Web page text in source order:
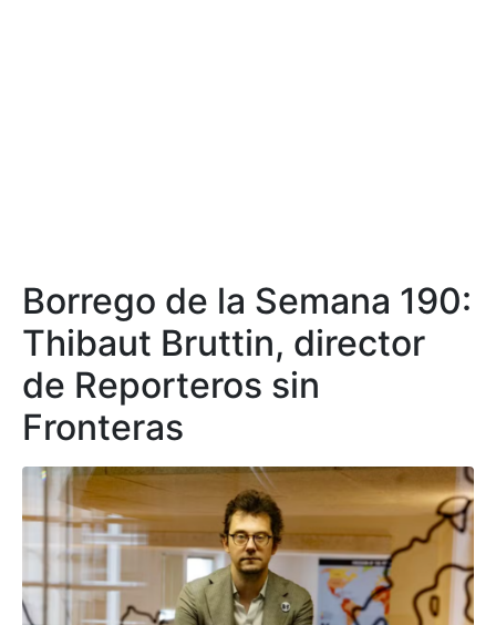
Borrego de la Semana 190:
Thibaut Bruttin, director
de Reporteros sin
Fronteras